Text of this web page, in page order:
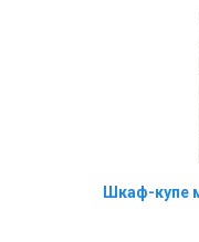
Шкаф-купе